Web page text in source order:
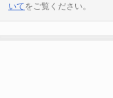
いてをご覧ください。